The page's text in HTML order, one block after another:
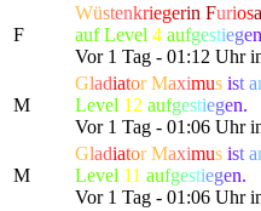
F
Wüstenkriegerin Furiosa
auf Level 4 aufgestiege
Vor 1 Tag - 01:12 Uhr
M
Gladiator Maximus ist a
Level 12 aufgestiegen.
Vor 1 Tag - 01:06 Uhr
M
Gladiator Maximus ist a
Level 11 aufgestiegen.
Vor 1 Tag - 01:06 Uhr